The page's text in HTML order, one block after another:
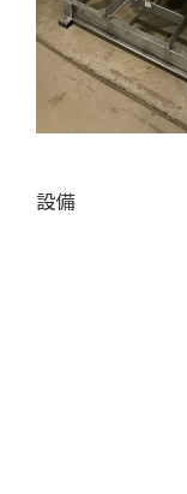
設備